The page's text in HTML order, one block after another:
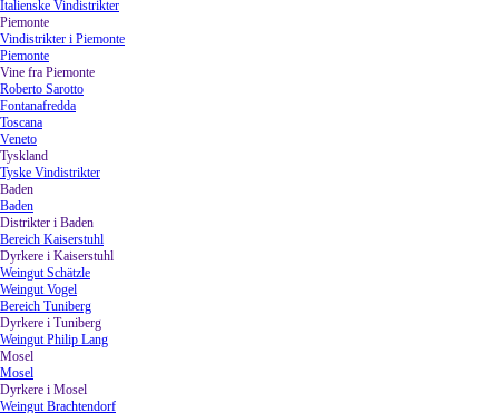
Italienske Vindistrikter
Piemonte
Vindistrikter i Piemonte
Piemonte
Vine fra Piemonte
Roberto Sarotto
Fontanafredda
Toscana
Veneto
Tyskland
Tyske Vindistrikter
Baden
Baden
Distrikter i Baden
Bereich Kaiserstuhl
Dyrkere i Kaiserstuhl
Weingut Schätzle
Weingut Vogel
Bereich Tuniberg
Dyrkere i Tuniberg
Weingut Philip Lang
Mosel
Mosel
Dyrkere i Mosel
Weingut Brachtendorf